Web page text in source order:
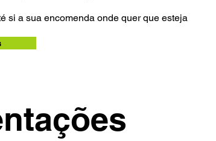
si a sua encomenda onde quer que esteja